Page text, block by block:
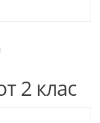
2 клас